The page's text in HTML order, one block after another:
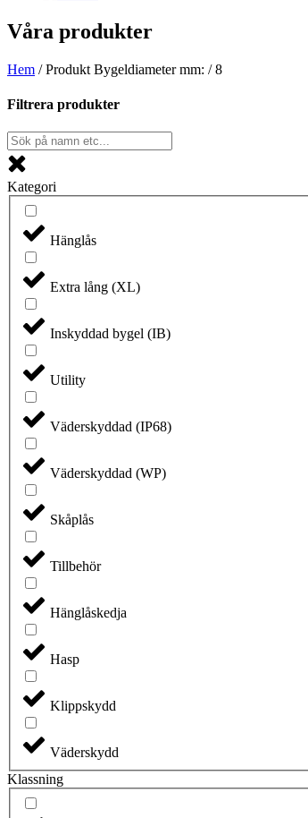
Våra produkter
Hem / Produkt Bygeldiameter mm: / 8
Filtrera produkter
Kategori
Hänglås
Extra lång (XL)
Inskyddad bygel (IB)
Utility
Väderskyddad (IP68)
Väderskyddad (WP)
Skåplås
Tillbehör
Hänglåskedja
Hasp
Klippskydd
Väderskydd
Klassning